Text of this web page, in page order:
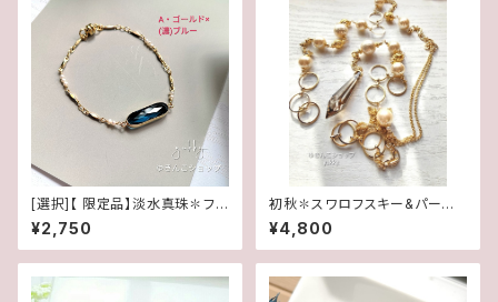
[選択]【 限定品】淡水真珠✽フレ
ームガラスブレスレット✽マグネ
ットタイプ(1ペア)
¥2,750
初秋✽スワロフスキー&パール
✽Y字ロングネックレス【1点物】
★
¥4,800